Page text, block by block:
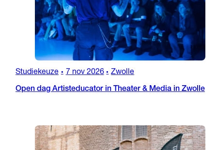
Studiekeuze • 7 nov 2026 • Zwolle
Open dag Artisteducator in Theater & Media in Zwolle